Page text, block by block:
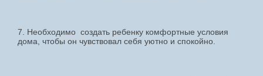
7. Необходимо создать ребенку комфортные условия
дома, чтобы он чувствовал себя уютно и спокойно.